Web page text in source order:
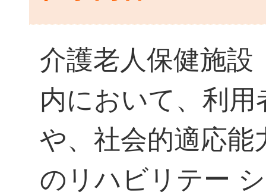
介護老人保健施設
内において、利
や、社会的適応能
のリハビリテー